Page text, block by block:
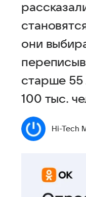
они
старше 55
100 тыс.
Hi-Tech